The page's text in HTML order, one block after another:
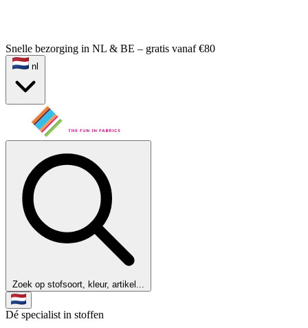
Snelle bezorging in NL & BE – gratis vanaf €80
nl
Zoek op stofsoort, kleur, artikel...
Dé specialist in stoffen